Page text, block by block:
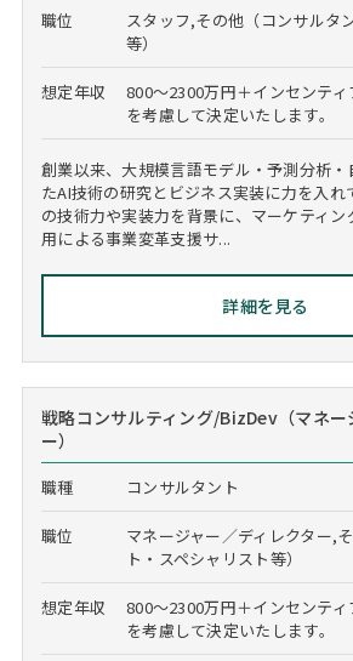
職位
スタッフ,その他（コンサルタ
等）
想定年収
800～2300万円＋インセンテ
を考慮して決定いたします。
創業以来、大規模言語モデル・予測分析・
たAI技術の研究とビジネス実装に力を入れ
の技術力や実装力を背景に、マーケティン
用による事業変革支援サ...
詳細を見る
戦略コンサルティング/BizDev（マネー
ー）
職種 コンサルタント
職位
マネージャー／ディレクター,
ト・スペシャリスト等）
想定年収
800～2300万円＋インセンテ
を考慮して決定いたします。